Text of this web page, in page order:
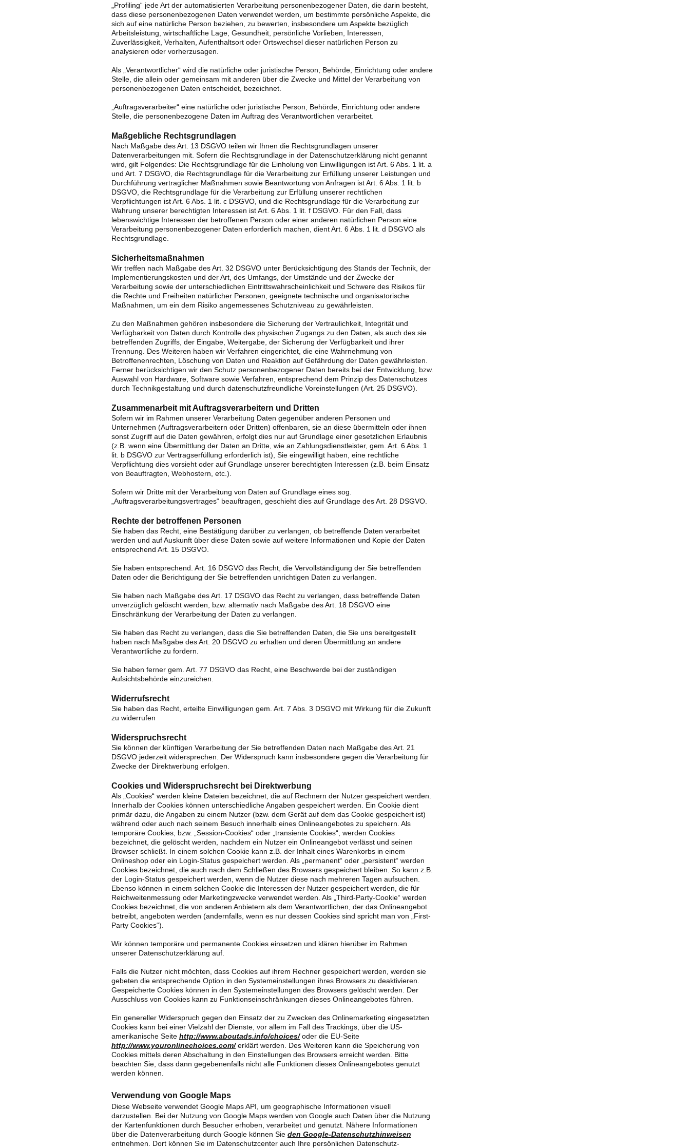
„Profiling“ jede Art der automatisierten Verarbeitung personenbezogener Daten, die darin besteht,
dass diese personenbezogenen Daten verwendet werden, um bestimmte persönliche Aspekte, die
sich auf eine natürliche Person beziehen, zu bewerten, insbesondere um Aspekte bezüglich
Arbeitsleistung, wirtschaftliche Lage, Gesundheit, persönliche Vorlieben, Interessen,
Zuverlässigkeit, Verhalten, Aufenthaltsort oder Ortswechsel dieser natürlichen Person zu
analysieren oder vorherzusagen.
Als „Verantwortlicher“ wird die natürliche oder juristische Person, Behörde, Einrichtung oder andere
Stelle, die allein oder gemeinsam mit anderen über die Zwecke und Mittel der Verarbeitung von
personenbezogenen Daten entscheidet, bezeichnet.
„Auftragsverarbeiter“ eine natürliche oder juristische Person, Behörde, Einrichtung oder andere
Stelle, die personenbezogene Daten im Auftrag des Verantwortlichen verarbeitet.
Maßgebliche Rechtsgrundlagen
Nach Maßgabe des Art. 13 DSGVO teilen wir Ihnen die Rechtsgrundlagen unserer
Datenverarbeitungen mit. Sofern die Rechtsgrundlage in der Datenschutzerklärung nicht genannt
wird, gilt Folgendes: Die Rechtsgrundlage für die Einholung von Einwilligungen ist Art. 6 Abs. 1 lit. a
und Art. 7 DSGVO, die Rechtsgrundlage für die Verarbeitung zur Erfüllung unserer Leistungen und
Durchführung vertraglicher Maßnahmen sowie Beantwortung von Anfragen ist Art. 6 Abs. 1 lit. b
DSGVO, die Rechtsgrundlage für die Verarbeitung zur Erfüllung unserer rechtlichen
Verpflichtungen ist Art. 6 Abs. 1 lit. c DSGVO, und die Rechtsgrundlage für die Verarbeitung zur
Wahrung unserer berechtigten Interessen ist Art. 6 Abs. 1 lit. f DSGVO. Für den Fall, dass
lebenswichtige Interessen der betroffenen Person oder einer anderen natürlichen Person eine
Verarbeitung personenbezogener Daten erforderlich machen, dient Art. 6 Abs. 1 lit. d DSGVO als
Rechtsgrundlage.
Sicherheitsmaßnahmen
Wir treffen nach Maßgabe des Art. 32 DSGVO unter Berücksichtigung des Stands der Technik, der
Implementierungskosten und der Art, des Umfangs, der Umstände und der Zwecke der
Verarbeitung sowie der unterschiedlichen Eintrittswahrscheinlichkeit und Schwere des Risikos für
die Rechte und Freiheiten natürlicher Personen, geeignete technische und organisatorische
Maßnahmen, um ein dem Risiko angemessenes Schutzniveau zu gewährleisten.
Zu den Maßnahmen gehören insbesondere die Sicherung der Vertraulichkeit, Integrität und
Verfügbarkeit von Daten durch Kontrolle des physischen Zugangs zu den Daten, als auch des sie
betreffenden Zugriffs, der Eingabe, Weitergabe, der Sicherung der Verfügbarkeit und ihrer
Trennung. Des Weiteren haben wir Verfahren eingerichtet, die eine Wahrnehmung von
Betroffenenrechten, Löschung von Daten und Reaktion auf Gefährdung der Daten gewährleisten.
Ferner berücksichtigen wir den Schutz personenbezogener Daten bereits bei der Entwicklung, bzw.
Auswahl von Hardware, Software sowie Verfahren, entsprechend dem Prinzip des Datenschutzes
durch Technikgestaltung und durch datenschutzfreundliche Voreinstellungen (Art. 25 DSGVO).
Zusammenarbeit mit Auftragsverarbeitern und Dritten
Sofern wir im Rahmen unserer Verarbeitung Daten gegenüber anderen Personen und
Unternehmen (Auftragsverarbeitern oder Dritten) offenbaren, sie an diese übermitteln oder ihnen
sonst Zugriff auf die Daten gewähren, erfolgt dies nur auf Grundlage einer gesetzlichen Erlaubnis
(z.B. wenn eine Übermittlung der Daten an Dritte, wie an Zahlungsdienstleister, gem. Art. 6 Abs. 1
lit. b DSGVO zur Vertragserfüllung erforderlich ist), Sie eingewilligt haben, eine rechtliche
Verpflichtung dies vorsieht oder auf Grundlage unserer berechtigten Interessen (z.B. beim Einsatz
von Beauftragten, Webhostern, etc.).
Sofern wir Dritte mit der Verarbeitung von Daten auf Grundlage eines sog.
„Auftragsverarbeitungsvertrages“ beauftragen, geschieht dies auf Grundlage des Art. 28 DSGVO.
Rechte der betroffenen Personen
Sie haben das Recht, eine Bestätigung darüber zu verlangen, ob betreffende Daten verarbeitet
werden und auf Auskunft über diese Daten sowie auf weitere Informationen und Kopie der Daten
entsprechend Art. 15 DSGVO.
Sie haben entsprechend. Art. 16 DSGVO das Recht, die Vervollständigung der Sie betreffenden
Daten oder die Berichtigung der Sie betreffenden unrichtigen Daten zu verlangen.
Sie haben nach Maßgabe des Art. 17 DSGVO das Recht zu verlangen, dass betreffende Daten
unverzüglich gelöscht werden, bzw. alternativ nach Maßgabe des Art. 18 DSGVO eine
Einschränkung der Verarbeitung der Daten zu verlangen.
Sie haben das Recht zu verlangen, dass die Sie betreffenden Daten, die Sie uns bereitgestellt
haben nach Maßgabe des Art. 20 DSGVO zu erhalten und deren Übermittlung an andere
Verantwortliche zu fordern.
Sie haben ferner gem. Art. 77 DSGVO das Recht, eine Beschwerde bei der zuständigen
Aufsichtsbehörde einzureichen.
Widerrufsrecht
Sie haben das Recht, erteilte Einwilligungen gem. Art. 7 Abs. 3 DSGVO mit Wirkung für die Zukunft
zu widerrufen
Widerspruchsrecht
Sie können der künftigen Verarbeitung der Sie betreffenden Daten nach Maßgabe des Art. 21
DSGVO jederzeit widersprechen. Der Widerspruch kann insbesondere gegen die Verarbeitung für
Zwecke der Direktwerbung erfolgen.
Cookies und Widerspruchsrecht bei Direktwerbung
Als „Cookies“ werden kleine Dateien bezeichnet, die auf Rechnern der Nutzer gespeichert werden.
Innerhalb der Cookies können unterschiedliche Angaben gespeichert werden. Ein Cookie dient
primär dazu, die Angaben zu einem Nutzer (bzw. dem Gerät auf dem das Cookie gespeichert ist)
während oder auch nach seinem Besuch innerhalb eines Onlineangebotes zu speichern. Als
temporäre Cookies, bzw. „Session-Cookies“ oder „transiente Cookies“, werden Cookies
bezeichnet, die gelöscht werden, nachdem ein Nutzer ein Onlineangebot verlässt und seinen
Browser schließt. In einem solchen Cookie kann z.B. der Inhalt eines Warenkorbs in einem
Onlineshop oder ein Login-Status gespeichert werden. Als „permanent“ oder „persistent“ werden
Cookies bezeichnet, die auch nach dem Schließen des Browsers gespeichert bleiben. So kann z.B.
der Login-Status gespeichert werden, wenn die Nutzer diese nach mehreren Tagen aufsuchen.
Ebenso können in einem solchen Cookie die Interessen der Nutzer gespeichert werden, die für
Reichweitenmessung oder Marketingzwecke verwendet werden. Als „Third-Party-Cookie“ werden
Cookies bezeichnet, die von anderen Anbietern als dem Verantwortlichen, der das Onlineangebot
betreibt, angeboten werden (andernfalls, wenn es nur dessen Cookies sind spricht man von „First-
Party Cookies“).
Wir können temporäre und permanente Cookies einsetzen und klären hierüber im Rahmen
unserer Datenschutzerklärung auf.
Falls die Nutzer nicht möchten, dass Cookies auf ihrem Rechner gespeichert werden, werden sie
gebeten die entsprechende Option in den Systemeinstellungen ihres Browsers zu deaktivieren.
Gespeicherte Cookies können in den Systemeinstellungen des Browsers gelöscht werden. Der
Ausschluss von Cookies kann zu Funktionseinschränkungen dieses Onlineangebotes führen.
Ein genereller Widerspruch gegen den Einsatz der zu Zwecken des Onlinemarketing eingesetzten
Cookies kann bei einer Vielzahl der Dienste, vor allem im Fall des Trackings, über die US-
amerikanische Seite http://www.aboutads.info/choices/oder die EU-Seite
http://www.youronlinechoices.com/erklärt werden. Des Weiteren kann die Speicherung von
Cookies mittels deren Abschaltung in den Einstellungen des Browsers erreicht werden. Bitte
beachten Sie, dass dann gegebenenfalls nicht alle Funktionen dieses Onlineangebotes genutzt
werden können.
Verwendung von Google Maps
Diese Webseite verwendet Google Maps API, um geographische Informationen visuell
darzustellen. Bei der Nutzung von Google Maps werden von Google auch Daten über die Nutzung
der Kartenfunktionen durch Besucher erhoben, verarbeitet und genutzt. Nähere Informationen
über die Datenverarbeitung durch Google können Sie den Google-Datenschutzhinweisen
entnehmen. Dort können Sie im Datenschutzcenter auch Ihre persönlichen Datenschutz-